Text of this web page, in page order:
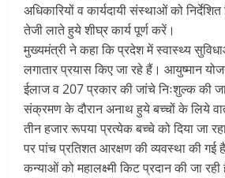
अधिकारियों व कार्यदायी संस्थाओं को
तेजी लाते हुये शीघ्र कार्य पूर्ण करें।
मुख्यमंत्री ने कहा कि प्रदेश में स्वास्थ्य
लगातार प्रयास किए जा रहे हैं। आयुष्मान
ईलाज व 207 प्रकार की जांचे निःशुल्क की
संक्रमण के दौरान अनाथ हुये बच्चों के लिये
तीन हजार रूपया प्रत्येक बच्चे को दिया जा
पर पांच प्रतिशत आरक्षण की व्यवस्था की
कन्याओं को महालक्ष्मी किट प्रदान की जा रही